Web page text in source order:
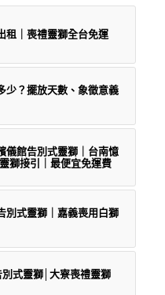
租｜喪禮靈獅全台免運
少？擺放天數、象徵意義
儀館告別式靈獅｜台南憶
獅接引｜最便宜免運費
別式靈獅｜嘉義喪用白獅
式靈獅│大寮喪禮靈獅